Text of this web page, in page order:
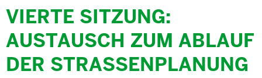
VIERTE SITZUNG:
AUSTAUSCH ZUM ABLAUF
DER STRASSENPLANUNG